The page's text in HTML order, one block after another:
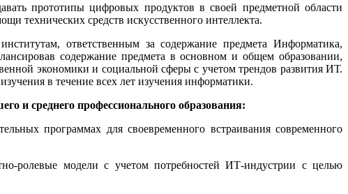
прототипы цифровых продуктов в своей предметной области
технических средств искусственного интеллекта.
ответственным за содержание предмета Информатика,
содержание предмета в основном и общем образовании,
экономики и социальной сферы с учетом трендов развития ИТ.
в течение всех лет изучения информатики.
и среднего профессионального образования:
программах для своевременного встраивания современного
ролевые модели с учетом потребностей ИТ-индустрии с целью